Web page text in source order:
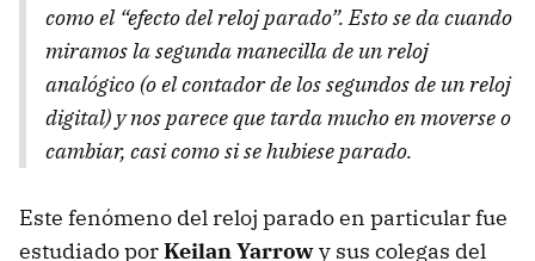
como el “efecto del reloj parado”. Esto se da cuando
miramos la segunda manecilla de un reloj
analógico (o el contador de los segundos de un reloj
digital) y nos parece que tarda mucho en moverse o
cambiar, casi como si se hubiese parado.
Este fenómeno del reloj parado en particular fue
estudiado porKeilan Yarrowy sus colegas del